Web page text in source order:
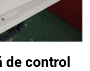
de control